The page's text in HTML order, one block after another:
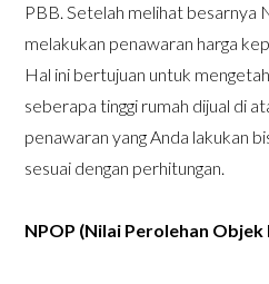
PBB. Setelah melihat besarnya
melakukan penawaran harga
Hal ini bertujuan untuk
seberapa tinggi rumah dijual di
penawaran yang Anda lakukan
sesuai dengan perhitungan.
NPOP (Nilai Perolehan Objek